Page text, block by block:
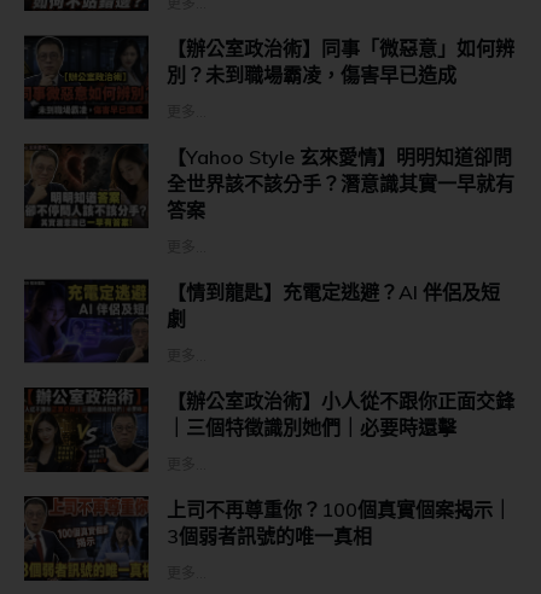
【辦公室政治術】同事「微惡意」如何辨
別？未到職場霸凌，傷害早已造成
【Yahoo Style 玄來愛情】明明知道卻問
全世界該不該分手？潛意識其實一早就有
答案
【情到龍匙】充電定逃避？AI 伴侶及短
劇
【辦公室政治術】小人從不跟你正面交鋒
｜三個特徵識別她們｜必要時還擊
上司不再尊重你？100個真實個案揭示｜
3個弱者訊號的唯一真相